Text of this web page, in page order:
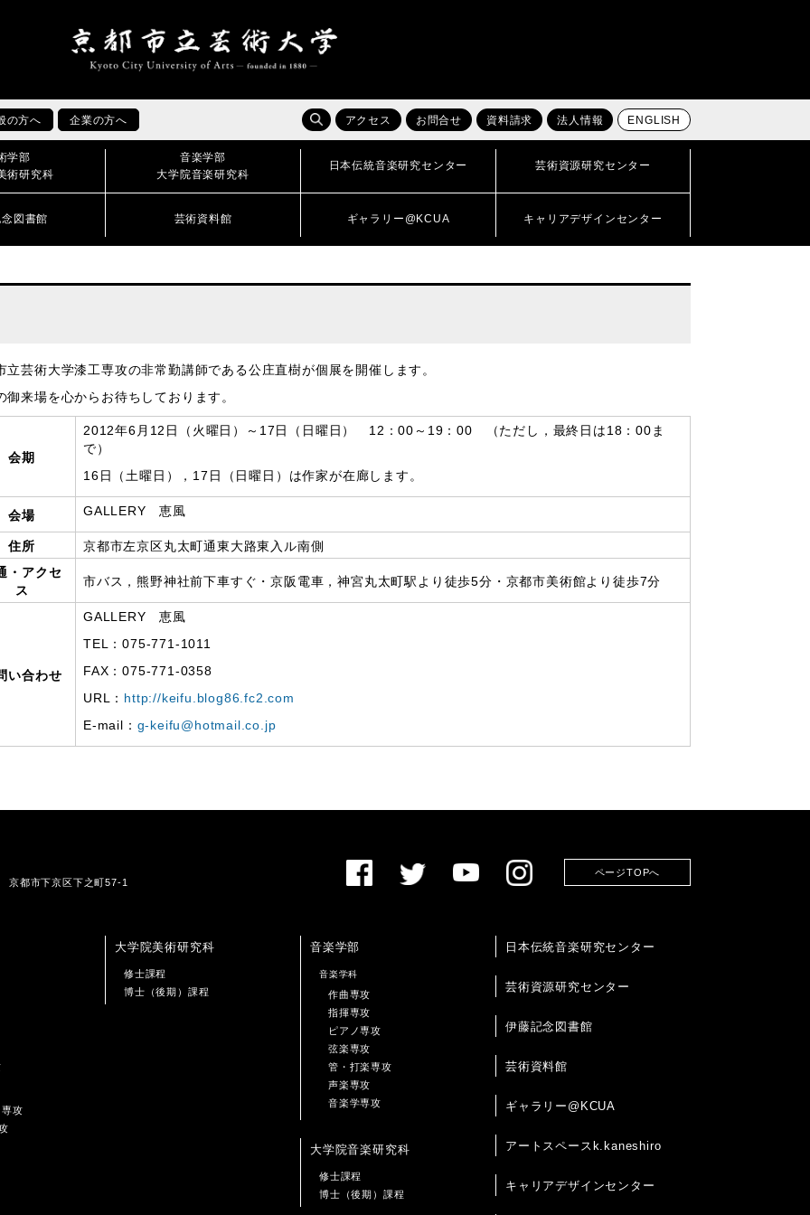
の方へ 企業の方へ アクセス お問合せ 資料請求 法人情報 ENGLISH
学部
術研究科
音楽学部
大学院音楽研究科
日本伝統音楽研究センター 芸術資源研究センター
図書館 芸術資料館 ギャラリー@KCUA キャリアデザインセンター
立芸術大学漆工専攻の非常勤講師である公庄直樹が個展を開催します。
御来場を心からお待ちしております。
会期
2012年6月12日（火曜日）～17日（日曜日） 12：00～19：00 （ただし，最終日は18：00ま
で）
16日（土曜日），17日（日曜日）は作家が在廊します。
会場 GALLERY 恵風
住所
京都市左京区丸太町通東大路東入ル南側
・アクセ
ス
市バス，熊野神社前下車すぐ・京阪電車，神宮丸太町駅より徒歩5分・京都市美術館より徒歩7分
い合わせ
GALLERY 恵風
TEL：075-771-1011
FAX：075-771-0358
URL： http://keifu.blog86.fc2.com
E-mail： g-keifu@hotmail.co.jp
都市下京区下之町57-1
ページTOPへ
攻
大学院美術研究科
修士課程
博士（後期）課程
音楽学部
音楽学科
作曲専攻
指揮専攻
ピアノ専攻
弦楽専攻
管・打楽専攻
声楽専攻
音楽学専攻
大学院音楽研究科
修士課程
博士（後期）課程
日本伝統音楽研究センター
芸術資源研究センター
伊藤記念図書館
芸術資料館
ギャラリー@KCUA
アートスペースk.kaneshiro
キャリアデザインセンター